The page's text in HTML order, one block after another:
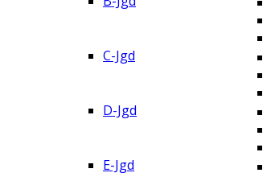
C-Jgd
D-Jgd
E-Jgd